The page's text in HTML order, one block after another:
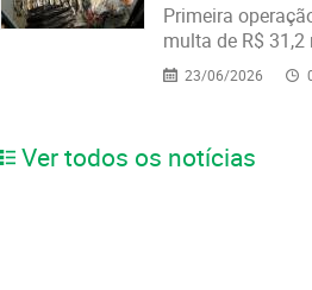
​Primeira
multa de R$ 31,2
23/06/2026
Ver todos os notícias